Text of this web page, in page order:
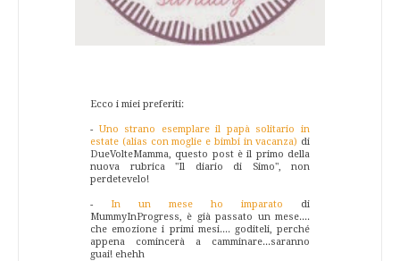
Ecco i miei preferiti:
- Uno strano esemplare il papà solitario in
estate (alias con moglie e bimbi in vacanza) di
DueVolteMamma, questo post è il primo della
nuova rubrica "Il diario di Simo", non
perdetevelo!
- In un mese ho imparato di
MummyInProgress, è già passato un mese....
che emozione i primi mesi.... goditeli, perché
appena comincerà a camminare...saranno
guai! ehehh